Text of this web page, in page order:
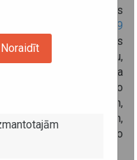
23. decembra Regulas
(EK) Nr. 1072/2009
attiecas
vai pēdējo posmu,
Lai novērstu to, ka
ļaunprātīgi izmanto
pārvadājumiem,
pārvadājumiem,
pārvadājumiem, ko
Noraidīt